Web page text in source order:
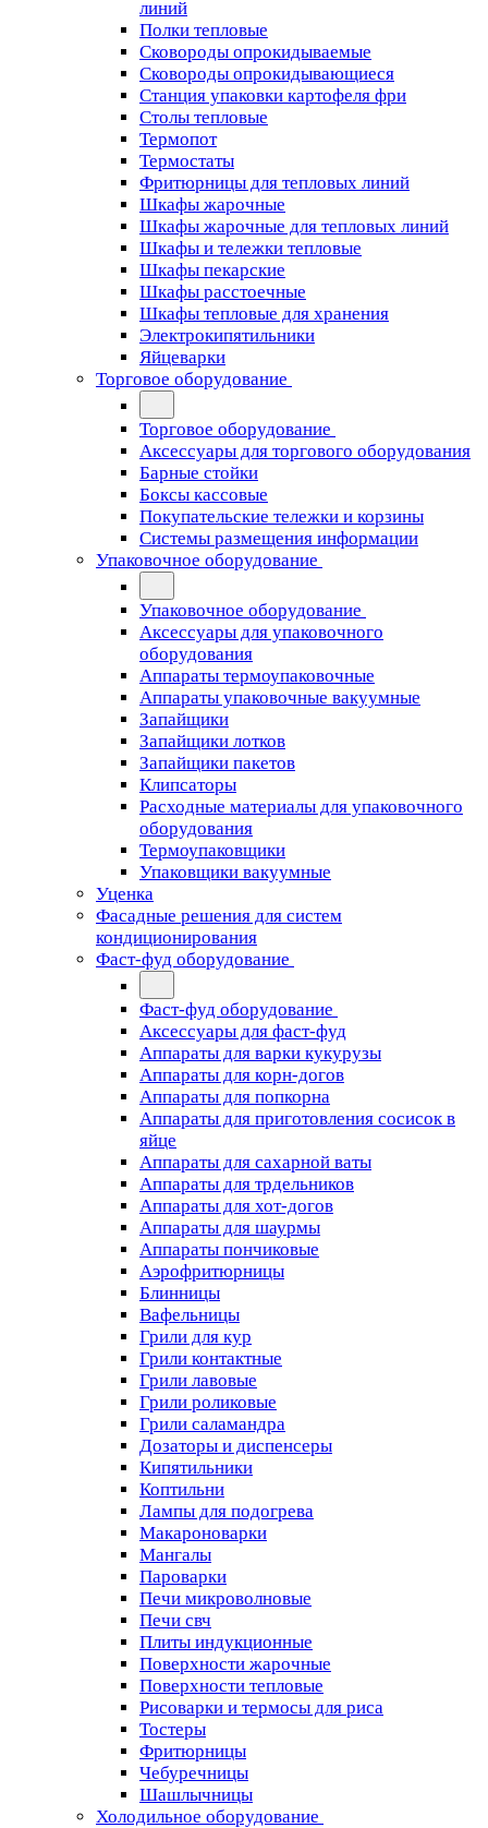
линий
Полки тепловые
Сковороды опрокидываемые
Сковороды опрокидывающиеся
Станция упаковки картофеля фри
Столы тепловые
Термопот
Термостаты
Фритюрницы для тепловых линий
Шкафы жарочные
Шкафы жарочные для тепловых линий
Шкафы и тележки тепловые
Шкафы пекарские
Шкафы расстоечные
Шкафы тепловые для хранения
Электрокипятильники
Яйцеварки
Торговое оборудование
Торговое оборудование
Аксессуары для торгового оборудования
Барные стойки
Боксы кассовые
Покупательские тележки и корзины
Системы размещения информации
Упаковочное оборудование
Упаковочное оборудование
Аксессуары для упаковочного
оборудования
Аппараты термоупаковочные
Аппараты упаковочные вакуумные
Запайщики
Запайщики лотков
Запайщики пакетов
Клипсаторы
Расходные материалы для упаковочного
оборудования
Термоупаковщики
Упаковщики вакуумные
Уценка
Фасадные решения для систем
кондиционирования
Фаст-фуд оборудование
Фаст-фуд оборудование
Аксессуары для фаст-фуд
Аппараты для варки кукурузы
Аппараты для корн-догов
Аппараты для попкорна
Аппараты для приготовления сосисок в
яйце
Аппараты для сахарной ваты
Аппараты для трдельников
Аппараты для хот-догов
Аппараты для шаурмы
Аппараты пончиковые
Аэрофритюрницы
Блинницы
Вафельницы
Грили для кур
Грили контактные
Грили лавовые
Грили роликовые
Грили саламандра
Дозаторы и диспенсеры
Кипятильники
Коптильни
Лампы для подогрева
Макароноварки
Мангалы
Пароварки
Печи микроволновые
Печи свч
Плиты индукционные
Поверхности жарочные
Поверхности тепловые
Рисоварки и термосы для риса
Тостеры
Фритюрницы
Чебуречницы
Шашлычницы
Холодильное оборудование